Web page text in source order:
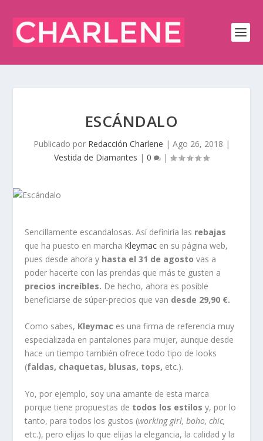
ESCÁNDALO
Publicado por Redacción Charlene | Ago 26, 2018 |
Vestida de Diamantes | 0 |
Sencillamente escandalosas. Así definiría las rebajas
que ha puesto en marcha Kleymac en su página web,
pues desde ahora y hasta el 31 de agosto vas a
poder hacerte con las prendas que más te gusten a
precios increíbles. De hecho, ahora es posible
beneficiarse de súper-precios que van desde 29,90 €.
Como sabes, Kleymac es una firma de referencia muy
especializada en pantalones para mujer, aunque desde
hace un tiempo también ofrece todo tipo de looks
(faldas, chaquetas, blusas, tops, etc.).
Yo, por ejemplo, soy una amante de esta marca
porque tiene propuestas de todos los estilos y, por lo
tanto, para todos los gustos (working girl, boho, chic,
etc.), pero elijas lo que elijas la elegancia, la calidad y la